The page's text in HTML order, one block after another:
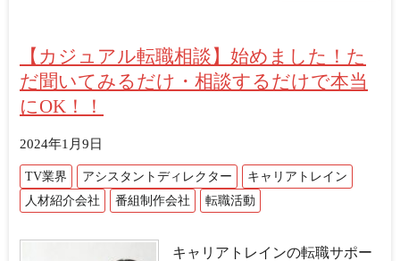
【カジュアル転職相談】始めました！た
だ聞いてみるだけ・相談するだけで本当
にOK！！
2024年1月9日
TV業界 アシスタントディレクター
キャリアトレイン
人材紹介会社
番組制作会社 転職活動
キャリアトレインの転職サポー